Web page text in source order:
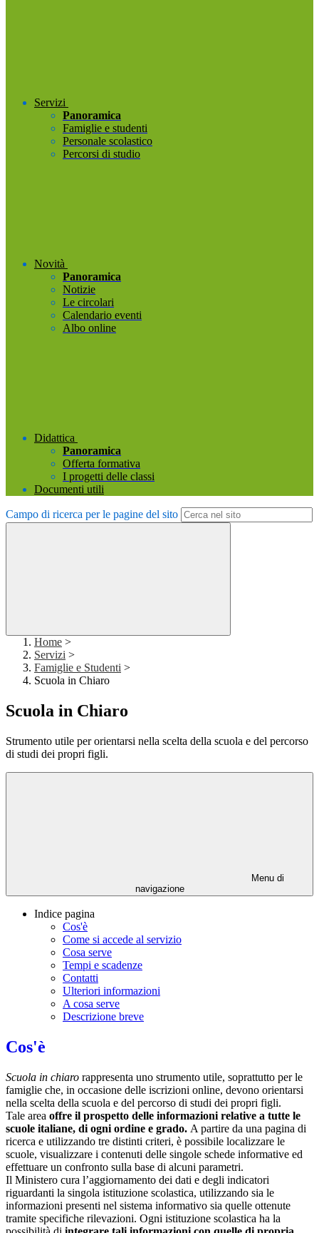
Servizi
Panoramica
Famiglie e studenti
Personale scolastico
Percorsi di studio
Novità
Panoramica
Notizie
Le circolari
Calendario eventi
Albo online
Didattica
Panoramica
Offerta formativa
I progetti delle classi
Documenti utili
Campo di ricerca per le pagine del sito
Home >
Servizi >
Famiglie e Studenti >
Scuola in Chiaro
Scuola in Chiaro
Strumento utile per orientarsi nella scelta della scuola e del percorso
di studi dei propri figli.
Menu di
navigazione
Indice pagina
Cos'è
Come si accede al servizio
Cosa serve
Tempi e scadenze
Contatti
Ulteriori informazioni
A cosa serve
Descrizione breve
Cos'è
Scuola in chiaro rappresenta uno strumento utile, soprattutto per le
famiglie che, in occasione delle iscrizioni online, devono orientarsi
nella scelta della scuola e del percorso di studi dei propri figli.
Tale area offre il prospetto delle informazioni relative a tutte le
scuole italiane, di ogni ordine e grado. A partire da una pagina di
ricerca e utilizzando tre distinti criteri, è possibile localizzare le
scuole, visualizzare i contenuti delle singole schede informative ed
effettuare un confronto sulla base di alcuni parametri.
Il Ministero cura l’aggiornamento dei dati e degli indicatori
riguardanti la singola istituzione scolastica, utilizzando sia le
informazioni presenti nel sistema informativo sia quelle ottenute
tramite specifiche rilevazioni. Ogni istituzione scolastica ha la